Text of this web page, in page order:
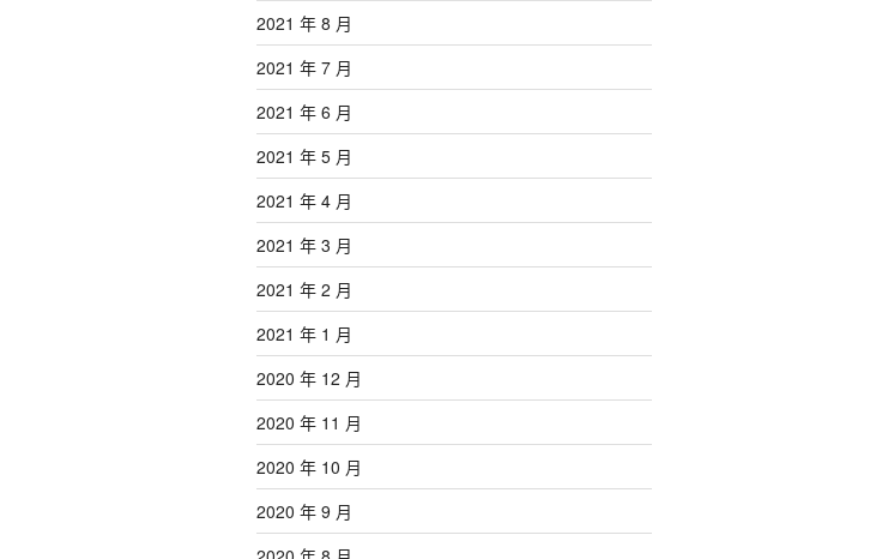
2021 年 8 月
2021 年 7 月
2021 年 6 月
2021 年 5 月
2021 年 4 月
2021 年 3 月
2021 年 2 月
2021 年 1 月
2020 年 12 月
2020 年 11 月
2020 年 10 月
2020 年 9 月